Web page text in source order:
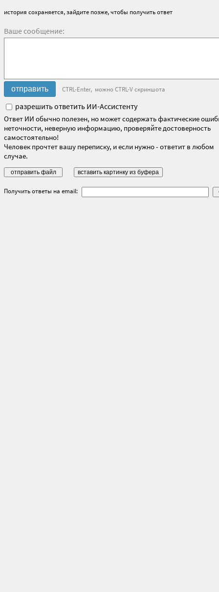
история сохраняется, зайдите позже, чтобы получить ответ
Ваше сообщение:
CTRL-Enter, можно CTRL-V скриншота
разрешить ответить ИИ-Ассистенту
Ответ ИИ обычно полезен, но может содержать фактические
неточности, неверную информацию, проверяйте достоверность
самостоятельно!
Человек прочтет вашу переписку, и если нужно - ответит в любом
случае.
Получить ответы на email: